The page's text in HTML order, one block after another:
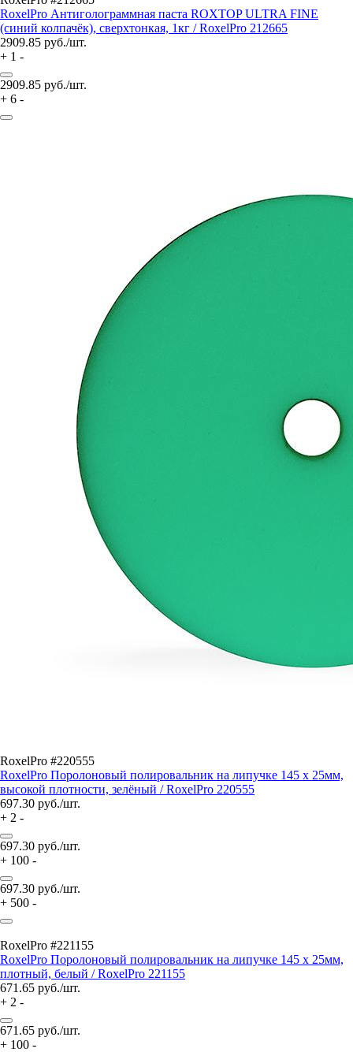
RoxelPro Антиголограммная паста ROXTOP ULTRA FINE
(синий колпачёк), сверхтонкая, 1кг / RoxelPro 212665
2909.85 руб./шт.
+ 1 -
2909.85 руб./шт.
+ 6 -
RoxelPro #220555
RoxelPro Поролоновый полировальник на липучке 145 х 25мм,
высокой плотности, зелёный / RoxelPro 220555
697.30 руб./шт.
+ 2 -
697.30 руб./шт.
+ 100 -
697.30 руб./шт.
+ 500 -
RoxelPro #221155
RoxelPro Поролоновый полировальник на липучке 145 х 25мм,
плотный, белый / RoxelPro 221155
671.65 руб./шт.
+ 2 -
671.65 руб./шт.
+ 100 -